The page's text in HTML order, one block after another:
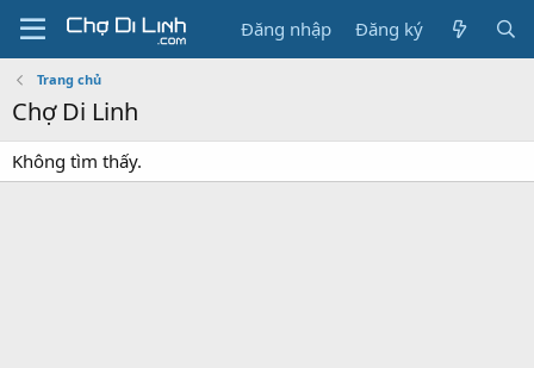
Đăng nhập Đăng ký
Trang chủ
Chợ Di Linh
Không tìm thấy.